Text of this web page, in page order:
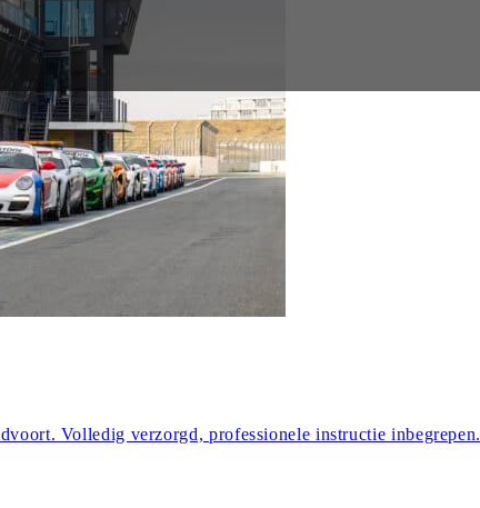
Volledig verzorgd, professionele instructie inbegrepen.